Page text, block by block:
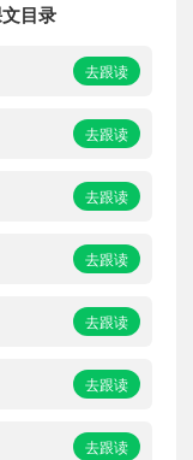
目录
去跟读
去跟读
去跟读
去跟读
去跟读
去跟读
去跟读